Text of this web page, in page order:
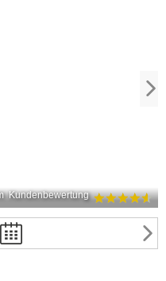
Kundenbewertung